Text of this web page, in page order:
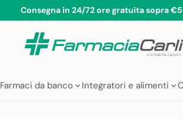
Consegna in 24/72 ore gratuita sopra
Farmaci da banco Integratori e alimenti